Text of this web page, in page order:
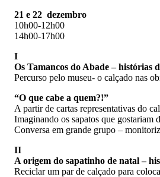
21 e 22 dezembro
10h00-12h00
14h00-17h00
I
Os Tamancos do Abade – histórias
Percurso pelo museu- o calçado nas
“O que cabe a quem?!”
A partir de cartas representativas do
Imaginando os sapatos que gostariam
Conversa em grande grupo –
II
A origem do sapatinho de natal –
Reciclar um par de calçado para